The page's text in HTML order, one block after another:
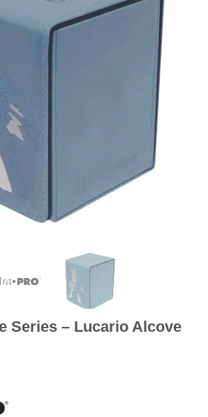
Series – Lucario Alcove